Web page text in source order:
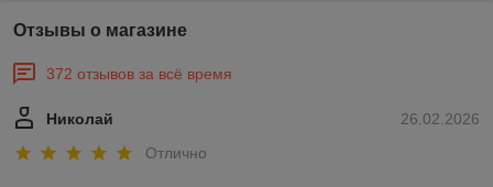
Отзывы о магазине
372 отзывов за всё время
26.02.2026
Николай
Отлично